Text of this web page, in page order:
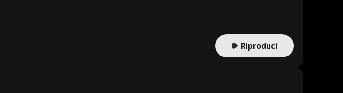
Riproduci